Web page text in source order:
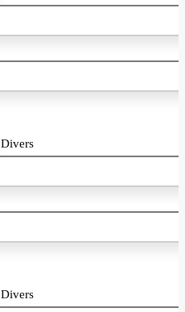
Divers
Divers